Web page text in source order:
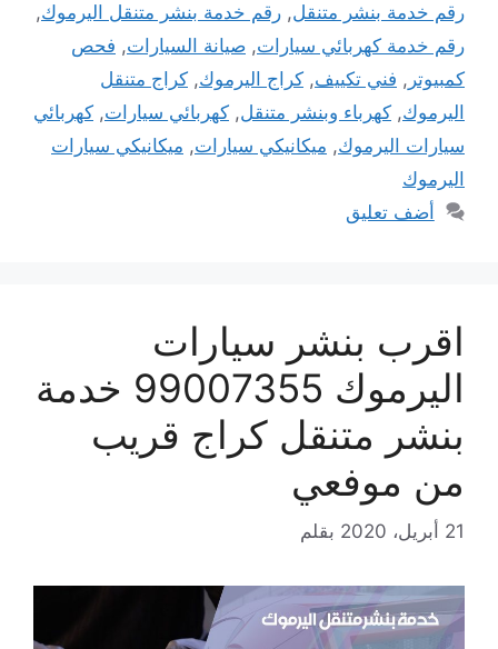
رقم خدمة بنشر متنقل, رقم خدمة بنشر متنقل اليرموك,
رقم خدمة كهربائي سيارات, صيانة السيارات, فحص
كمبيوتر , فني تكييف, كراج اليرموك, كراج متنقل
اليرموك, كهرباء وبنشر متنقل, كهربائي سيارات, كهربائي
سيارات اليرموك, ميكانيكي سيارات, ميكانيكي سيارات
اليرموك
أضف تعليق
اقرب بنشر سيارات
اليرموك 99007355 خدمة
بنشر متنقل كراج قريب
من موفعي
21 أبريل، 2020 بقلم